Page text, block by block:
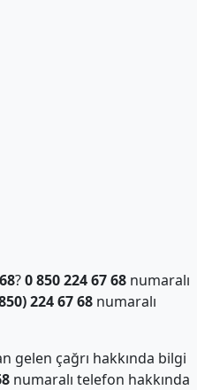
?0 850 224 67 68numaralı
224 67 68numaralı
gelen çağrı hakkında bilgi
numaralı telefon hakkında